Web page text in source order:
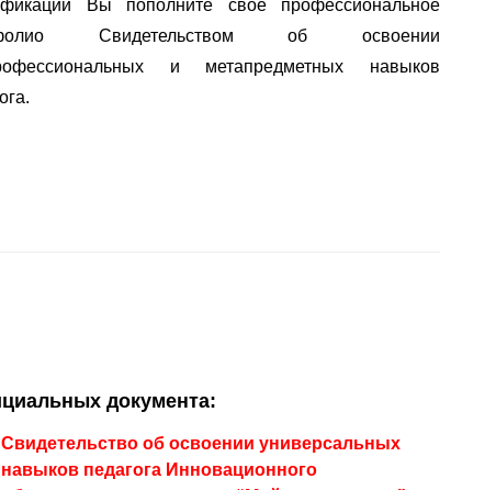
и метапредметных навыков
документа:
Свидетельство об освоении универсальных
навыков педагога Инновационного